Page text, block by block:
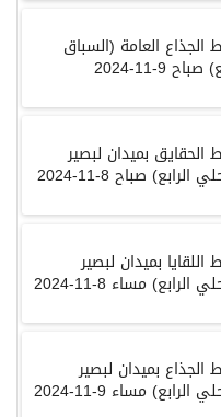
العامة (السباق
9-11-2024
بميدان لبصير
صباح 8-11-2024
بميدان لبصير
مساء 8-11-2024
بميدان لبصير
مساء 9-11-2024